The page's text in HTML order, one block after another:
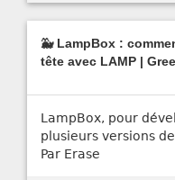
🐳 LampBox :
tête avec LAMP |
LampBox, pour
plusieurs versions
Par Erase